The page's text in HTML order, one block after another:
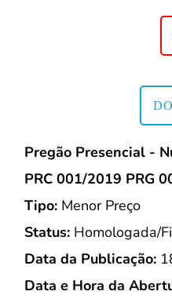
Pregão Presencial -
PRC 001/2019 PRG
Tipo: Menor Preço
Status: Homologada/
Data da Publicação:
Data e Hora da